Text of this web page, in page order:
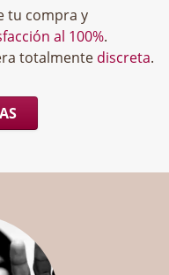
tu compra y
al 100%.
totalmente discreta.